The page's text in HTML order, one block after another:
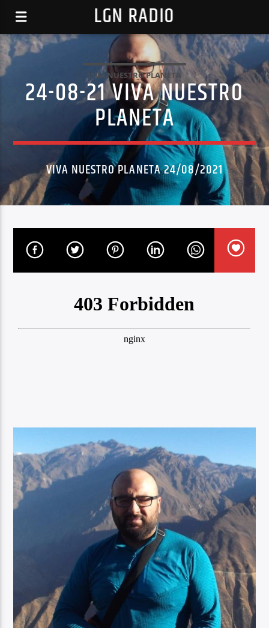
LGN RADIO
VIVA NUESTRO PLANETA
24-08-21 VIVA NUESTRO
PLANETA
VIVA NUESTRO PLANETA 24/08/2021